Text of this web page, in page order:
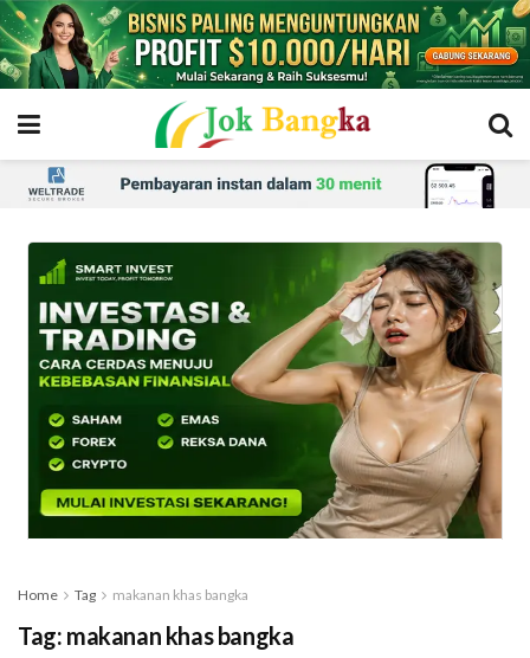
Home Tag makanan khas bangka
Tag: makanan khas bangka